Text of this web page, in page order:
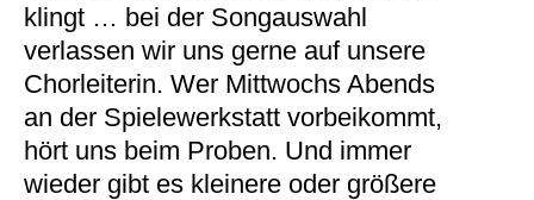
klingt … bei der Songauswahl
verlassen wir uns gerne auf unsere
Chorleiterin. Wer Mittwochs Abends
an der Spielewerkstatt vorbeikommt,
hört uns beim Proben. Und immer
wieder gibt es kleinere oder größere